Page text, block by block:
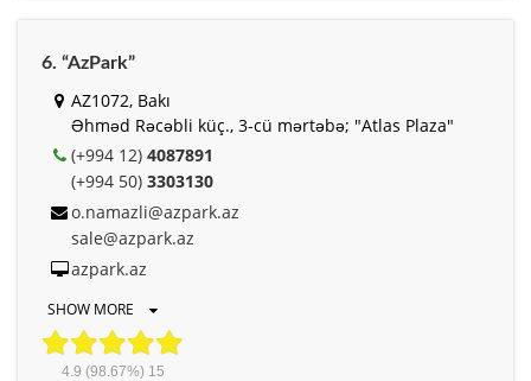
6. “AzPark”
AZ1072, Bakı
Əhməd Rəcəbli küç., 3-cü mərtəbə; "Atlas Plaza"
(+994 12) 4087891
(+994 50) 3303130
o.namazli@azpark.az
sale@azpark.az
azpark.az
SHOW MORE
4.9 (98.67%) 15